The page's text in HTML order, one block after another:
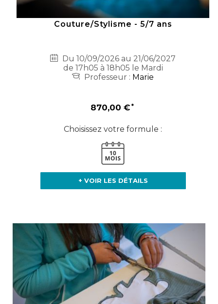
Couture/Stylisme - 5/7 ans
Du 10/09/2026 au 21/06/2027
de 17h05 à 18h05 le Mardi
Professeur : Marie
870,00 €
Choisissez votre formule :
+ VOIR LES DÉTAILS